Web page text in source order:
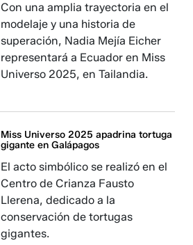
Con una amplia trayectoria en el
modelaje y una historia de
superación, Nadia Mejía Eicher
representará a Ecuador en Miss
Universo 2025, en Tailandia.
Miss Universo 2025 apadrina tortuga
gigante en Galápagos
El acto simbólico se realizó en el
Centro de Crianza Fausto
Llerena, dedicado a la
conservación de tortugas
gigantes.